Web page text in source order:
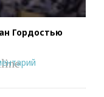
Гордостью